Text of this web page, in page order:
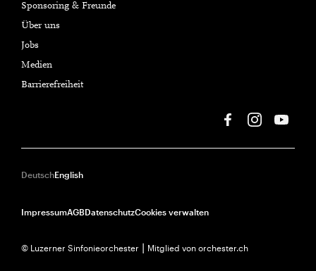
Sponsoring & Freunde
Über uns
Jobs
Medien
Barrierefreiheit
© Luzerner Sinfonieorchester ⎮ Mitglied von orchester.ch
ImpressumAGBDatenschutzCookies verwalten
DeutschEnglish